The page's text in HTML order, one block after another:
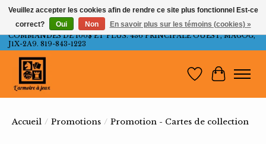
LIVRAISON GRATUITE AU QUÉBEC ET ONTARIO POUR LES
COMMANDES DE 100$ ET PLUS. 436 PRINCIPALE OUEST, MAGOG,
J1X-2A9. 819-843-1223
Liste dePanier
Accueil / Promotions / Promotion - Cartes de collection
Veuillez accepter les cookies afin de rendre ce site plus fonctionnel Est-ce
correct?
Oui Non En savoir plus sur les témoins (cookies) »